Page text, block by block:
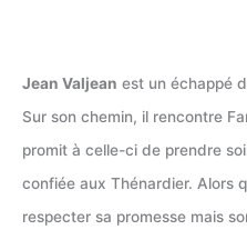
Jean Valjean est un échappé
Sur son chemin, il rencontre
promit à celle-ci de prendre
confiée aux Thénardier. Alors
respecter sa promesse mais